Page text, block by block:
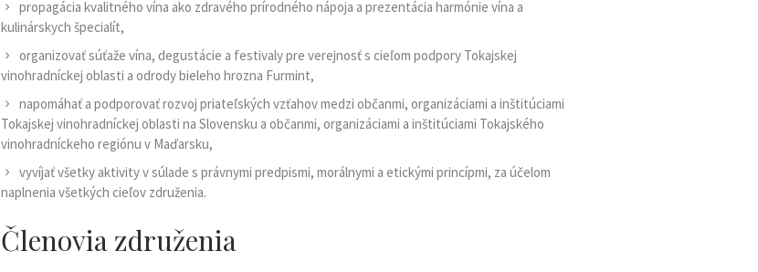
propagácia kvalitného vína ako zdravého prírodného nápoja a prezentácia harmónie vína a
kulinárskych špecialít,
organizovať súťaže vína, degustácie a festivaly pre verejnosť s cieľom podpory Tokajskej
vinohradníckej oblasti a odrody bieleho hrozna Furmint,
napomáhať a podporovať rozvoj priateľských vzťahov medzi občanmi, organizáciami a inštitúciami
Tokajskej vinohradníckej oblasti na Slovensku a občanmi, organizáciami a inštitúciami Tokajského
vinohradníckeho regiónu v Maďarsku,
vyvíjať všetky aktivity v súlade s právnymi predpismi, morálnymi a etickými princípmi, za účelom
naplnenia všetkých cieľov združenia.
Členovia združenia